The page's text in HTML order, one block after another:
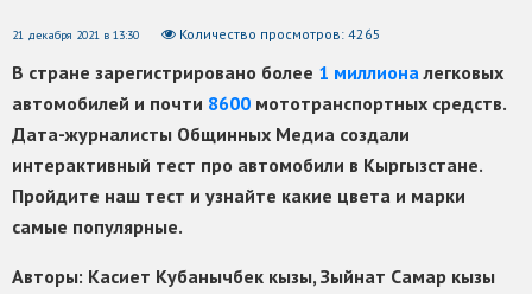
21 декабря 2021 в 13:30 Количество просмотров: 4265
В стране зарегистрировано более 1 миллионалегковых
автомобилей и почти 8600 мототранспортных средств.
Дата-журналисты Общинных Медиа создали
интерактивный тест про автомобили в Кыргызстане.
Пройдите наш тест и узнайте какие цвета и марки
самые популярные.
Авторы: Касиет Кубанычбек кызы, Зыйнат Самар кызы